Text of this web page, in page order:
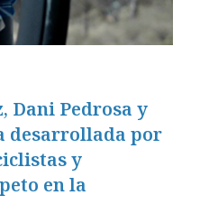
Dani Pedrosa y
desarrollada por
y
en la